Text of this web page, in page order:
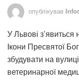
опублікував
У Львові
Ікони Пресвятої
збудувати на
ветеринарної